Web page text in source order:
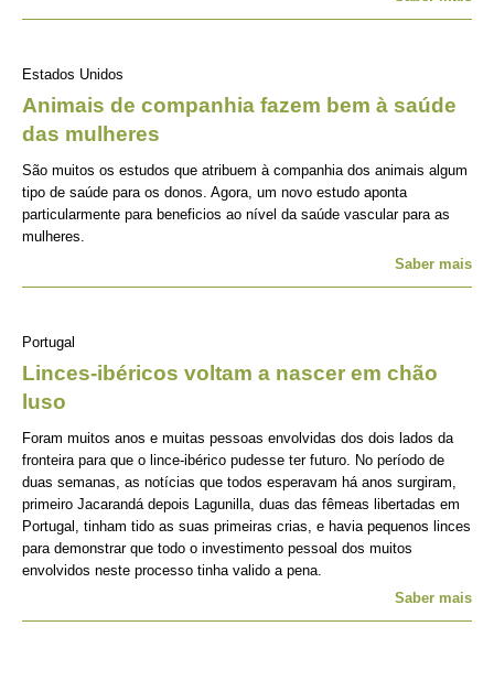
Estados Unidos
Animais de companhia fazem bem à saúde
das mulheres
São muitos os estudos que atribuem à companhia dos animais algum
tipo de saúde para os donos. Agora, um novo estudo aponta
particularmente para beneficios ao nível da saúde vascular para as
mulheres.
Saber mais
Portugal
Linces-ibéricos voltam a nascer em chão
luso
Foram muitos anos e muitas pessoas envolvidas dos dois lados da
fronteira para que o lince-ibérico pudesse ter futuro. No período de
duas semanas, as notícias que todos esperavam há anos surgiram,
primeiro Jacarandá depois Lagunilla, duas das fêmeas libertadas em
Portugal, tinham tido as suas primeiras crias, e havia pequenos linces
para demonstrar que todo o investimento pessoal dos muitos
envolvidos neste processo tinha valido a pena.
Saber mais